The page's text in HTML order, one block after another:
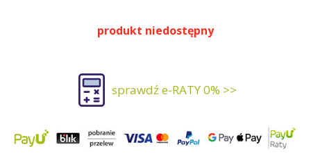
produkt niedostępny
sprawdź e-RATY 0% >>